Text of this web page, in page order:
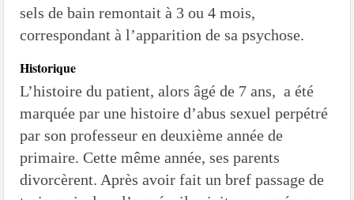
sels de bain remontait à 3 ou 4 mois,
correspondant à l’apparition de sa psychose.
Historique
L’histoire du patient, alors âgé de 7 ans, a été
marquée par une histoire d’abus sexuel perpétré
par son professeur en deuxième année de
primaire. Cette même année, ses parents
divorcèrent. Après avoir fait un bref passage de